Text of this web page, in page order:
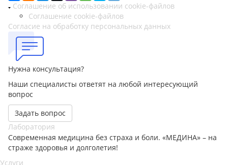
Соглашение об использовании cookie-файлов
Соглашение cookie-файлов
Согласие на обработку персональных данных
Нужна консультация?
Наши специалисты ответят на любой интересующий
вопрос
Задать вопрос
Лаборатория
Современная медицина без страха и боли. «МЕДИНА» – на
страже здоровья и долголетия!
Услуги